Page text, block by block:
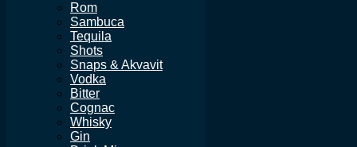
Rom
Sambuca
Tequila
Shots
Snaps & Akvavit
Vodka
Bitter
Cognac
Whisky
Gin